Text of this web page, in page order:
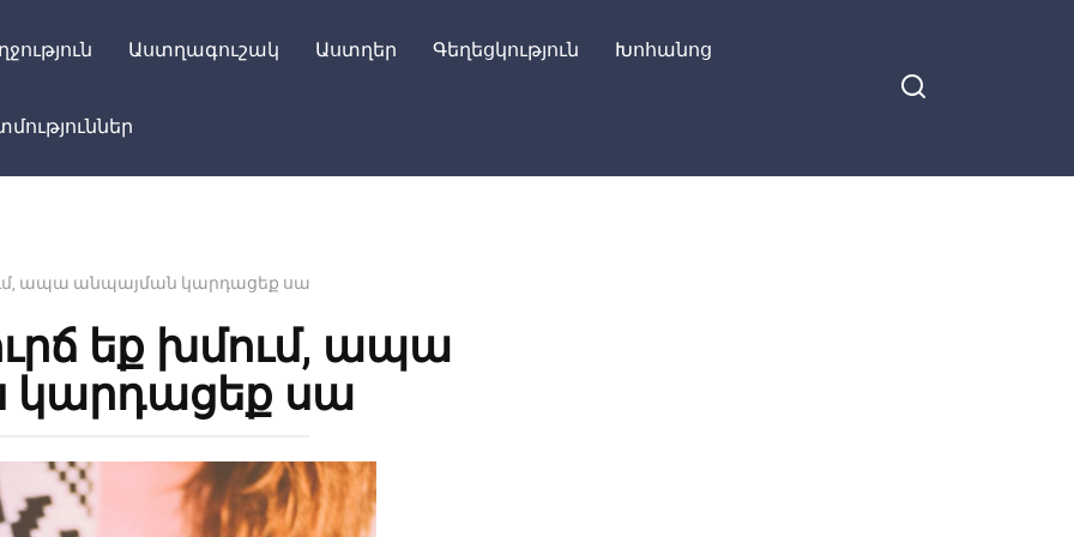
Աստղագուշակ Աստղեր Գեղեցկություն Խոհանոց
ապա անպայման կարդացեք սա
եք խմում, ապա
կարդացեք սա